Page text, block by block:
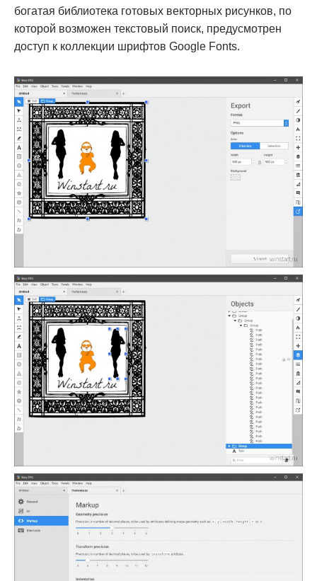
богатая библиотека готовых векторных рисунков, по
которой возможен текстовый поиск, предусмотрен
доступ к коллекции шрифтов Google Fonts.